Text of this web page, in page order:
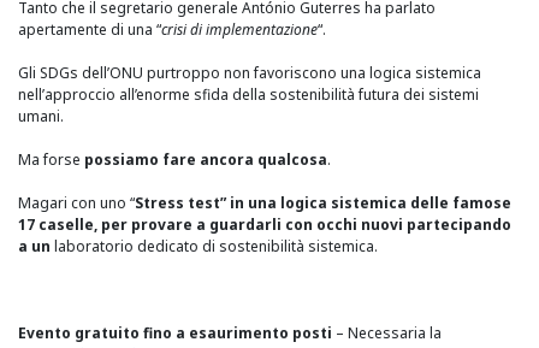
Tanto che il segretario generale António Guterres ha parlato
apertamente di una “crisi di implementazione“.
Gli SDGs dell’ONU purtroppo non favoriscono una logica sistemica
nell’approccio all’enorme sfida della sostenibilità futura dei sistemi
umani.
Ma forse possiamo fare ancora qualcosa.
Magari con uno “Stress test” in una logica sistemica delle famose
17 caselle, per provare a guardarli con occhi nuovi partecipando
a un laboratorio dedicato di sostenibilità sistemica.
Evento gratuito fino a esaurimento posti – Necessaria la